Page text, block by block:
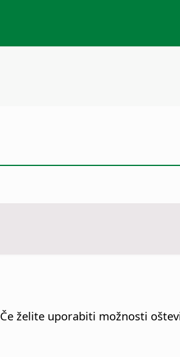
Če želite uporabiti možnosti